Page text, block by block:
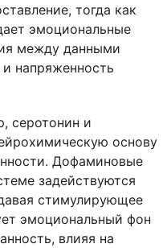
тогда как
эмоциональные
между данными
напряженность
серотонин и
основу
Дофаминовые
задействуются
стимулирующее
эмоциональный фон
влияя на